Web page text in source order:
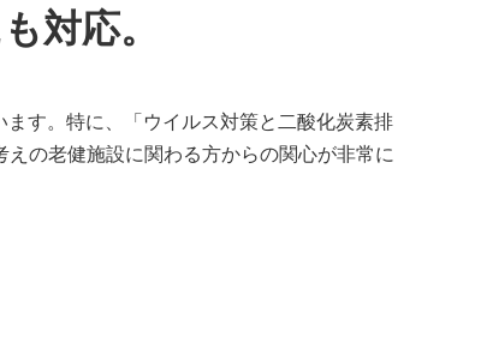
対応。
す。特に、「ウイルス対策と二酸化炭素排
の老健施設に関わる方からの関心が非常に